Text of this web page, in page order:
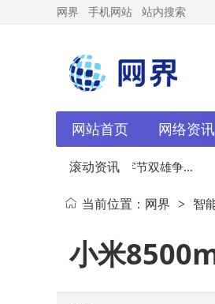
网界 手机网站 站内搜索
网站首页 网络资讯
滚动资讯
AI格局重塑：阿里字节双雄争
活与创作新变革当前位置： 网界 > 智
小米